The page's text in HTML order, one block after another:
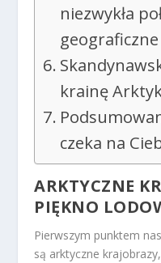
niezwykła
geograficzne
krainę
czeka na
ARKTYCZNE
PIĘKNO
Pierwszym punktem
są arktyczne